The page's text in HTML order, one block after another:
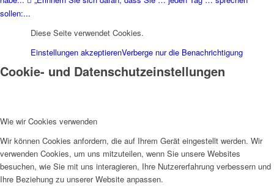
sollen:...
Diese Seite verwendet Cookies.
Einstellungen akzeptierenVerberge nur die Benachrichtigung
Cookie- und Datenschutzeinstellungen
Wie wir Cookies verwenden
Wir können Cookies anfordern, die auf Ihrem Gerät eingestellt werden. Wir
verwenden Cookies, um uns mitzuteilen, wenn Sie unsere Websites
besuchen, wie Sie mit uns interagieren, Ihre Nutzererfahrung verbessern und
Ihre Beziehung zu unserer Website anpassen.